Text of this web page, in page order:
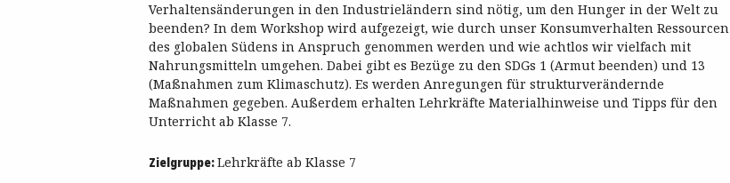
Verhaltensänderungen in den Industrieländern sind nötig, um den Hunger in der Welt zu
beenden? In dem Workshop wird aufgezeigt, wie durch unser Konsumverhalten Ressourcen
des globalen Südens in Anspruch genommen werden und wie achtlos wir vielfach mit
Nahrungsmitteln umgehen. Dabei gibt es Bezüge zu den SDGs 1 (Armut beenden) und 13
(Maßnahmen zum Klimaschutz). Es werden Anregungen für strukturverändernde
Maßnahmen gegeben. Außerdem erhalten Lehrkräfte Materialhinweise und Tipps für den
Unterricht ab Klasse 7.
Zielgruppe:Lehrkräfte ab Klasse 7